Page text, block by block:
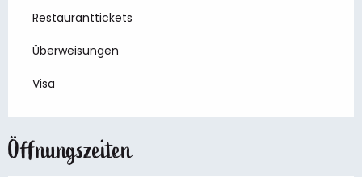
Restauranttickets
Überweisungen
Visa
Öffnungszeiten